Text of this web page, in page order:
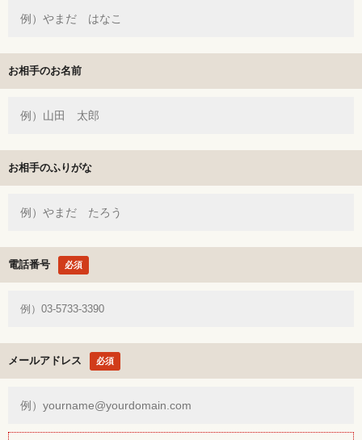
お相手のお名前
お相手のふりがな
電話番号 必須
メールアドレス 必須